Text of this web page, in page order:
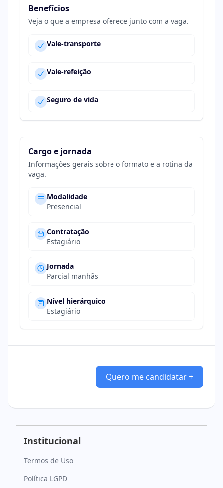
Benefícios
Veja o que a empresa oferece junto com a vaga.
Vale-transporte
Vale-refeição
Seguro de vida
Cargo e jornada
Informações gerais sobre o formato e a rotina da
vaga.
Modalidade
Presencial
Contratação
Estagiário
Jornada
Parcial manhãs
Nível hierárquico
Estagiário
Quero me candidatar +
Institucional
Termos de Uso
Política LGPD